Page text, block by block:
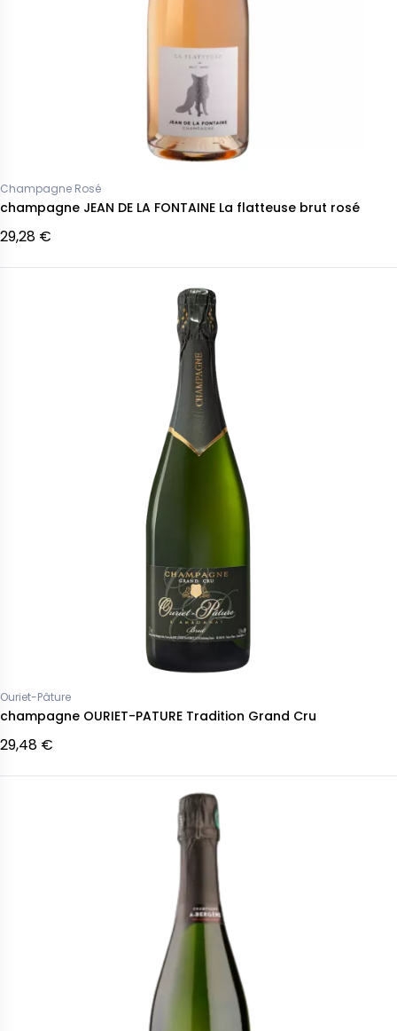
Champagne Rosé
champagne JEAN DE LA FONTAINE La flatteuse brut rosé
29,28 €
Ouriet-Pâture
champagne OURIET-PATURE Tradition Grand Cru
29,48 €